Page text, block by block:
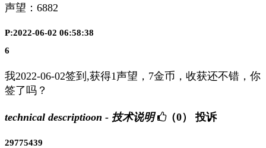
声望： 6882
P:2022-06-02 06:58:38
6
我2022-06-02签到,获得1声望，7金币，收获还不错，你
签了吗？
technical descriptioon - 技术说明 （0） 投诉
29775439